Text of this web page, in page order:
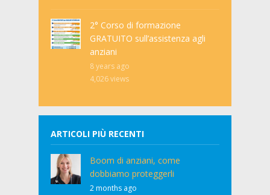
2° Corso di formazione
GRATUITO sull’assistenza agli
anziani
8 years ago
4,026views
ARTICOLI PIÙ RECENTI
Boom di anziani, come
dobbiamo proteggerli
2 months ago